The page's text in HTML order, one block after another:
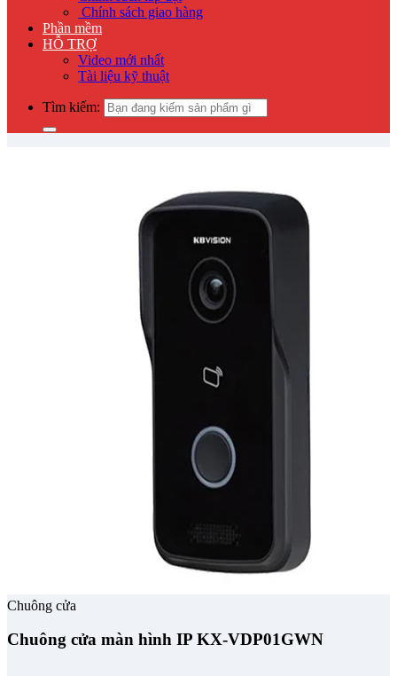
Chính sách giao hàng
Phần mềm
HỖ TRỢ
Video mới nhất
Tài liệu kỹ thuật
Tìm kiếm:
Chuông cửa
Chuông cửa màn hình IP KX-VDP01GWN